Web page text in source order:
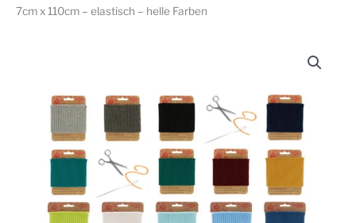
7cm x 110cm – elastisch – helle Farben